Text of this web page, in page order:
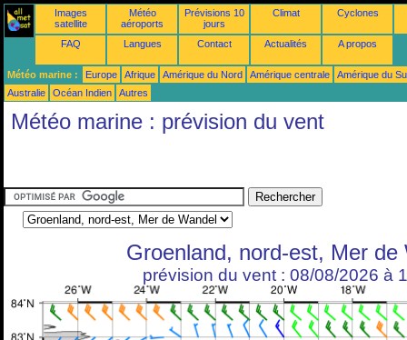
Images
satellite
Météo
aéroports
Prévisions 10
jours
Climat Cyclones
FAQ Langues Contact Actualités A propos
Météo marine : Europe Afrique Amérique du Nord Amérique centrale
Amérique du
Australie
Océan Indien Autres
Météo marine : prévision du vent
Groenland, nord-est, Mer de
prévision du vent : 08/08/2026 à